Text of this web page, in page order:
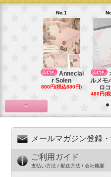
No.1
Anneclai
r Solen
800円(税込880円)
ルメモ
ロ
480円(
<
メールマガジン登録
ご利用ガイド
支払い方法 / 配送方法 / 会社概要